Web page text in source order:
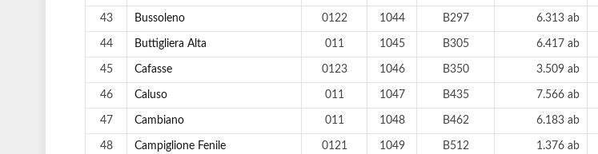
43 Bussoleno 0122 1044 B297 6.313 ab
44 Buttigliera Alta 011 1045 B305 6.417 ab
45 Cafasse 0123 1046 B350 3.509 ab
46 Caluso 011 1047 B435 7.566 ab
47 Cambiano 011 1048 B462 6.183 ab
48 Campiglione Fenile 0121 1049 B512 1.376 ab